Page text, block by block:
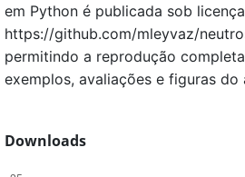
em Python é publicada sob
https://github.com/mleyvaz/
permitindo a reprodução
exemplos, avaliações e figuras do
Downloads